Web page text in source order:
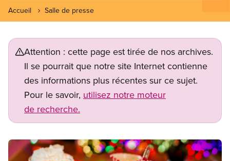
Accueil Salle de presse
Attention : cette page est tirée de nos archives.
Il se pourrait que notre site Internet contienne
des informations plus récentes sur ce sujet.
Pour le savoir, utilisez notre moteur
de recherche.
Image